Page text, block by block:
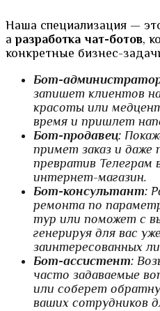
Наша специализация —
аразработка чат-ботов,
конкретные бизнес-
Бот-
запишет клиентов
красоты или
время и пришлет
Бот-продавец:
примет заказ и
превратив Телеграм
интернет-магазин.
Бот-консультант:
ремонта по
тур или поможет с
генерируя для вас
заинтересованных
Бот-ассистент:
часто задаваемые
или соберет
ваших сотрудников